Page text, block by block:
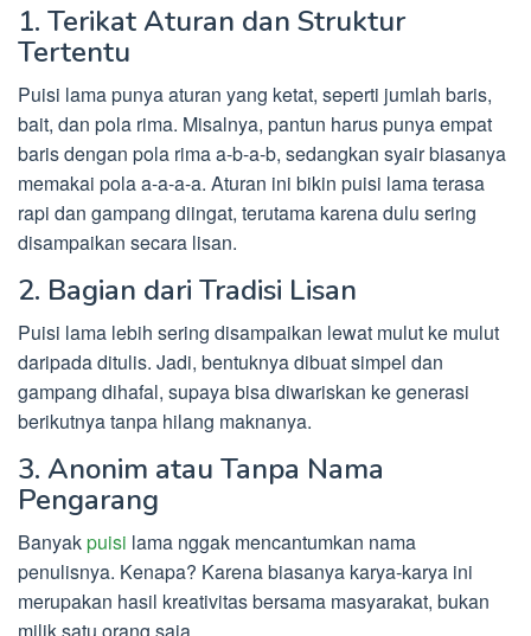
1. Terikat Aturan dan Struktur
Tertentu
Puisi lama punya aturan yang ketat, seperti jumlah baris,
bait, dan pola rima. Misalnya, pantun harus punya empat
baris dengan pola rima a-b-a-b, sedangkan syair biasanya
memakai pola a-a-a-a. Aturan ini bikin puisi lama terasa
rapi dan gampang diingat, terutama karena dulu sering
disampaikan secara lisan.
2. Bagian dari Tradisi Lisan
Puisi lama lebih sering disampaikan lewat mulut ke mulut
daripada ditulis. Jadi, bentuknya dibuat simpel dan
gampang dihafal, supaya bisa diwariskan ke generasi
berikutnya tanpa hilang maknanya.
3. Anonim atau Tanpa Nama
Pengarang
Banyakpuisi lama nggak mencantumkan nama
penulisnya. Kenapa? Karena biasanya karya-karya ini
merupakan hasil kreativitas bersama masyarakat, bukan
milik satu orang saja.